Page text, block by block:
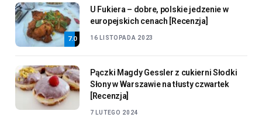
7.0
U Fukiera – dobre, polskie jedzenie w
europejskich cenach [Recenzja]
16 LISTOPADA 2023
Pączki Magdy Gessler z cukierni Słodki
Słony w Warszawie na tłusty czwartek
[Recenzja]
7 LUTEGO 2024